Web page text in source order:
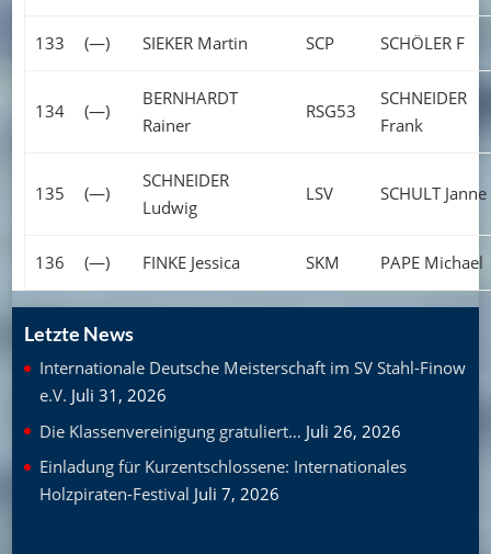
133 (—) SIEKER Martin SCP SCHÖLER F
134 (—)
BERNHARDT
Rainer
RSG53
SCHNEIDER
Frank
135 (—)
SCHNEIDER
Ludwig
LSV SCHULT Janne
136 (—) FINKE Jessica SKM PAPE Michael
Letzte News
Internationale Deutsche Meisterschaft im SV Stahl-Finow
e.V. Juli 31, 2026
Die Klassenvereinigung gratuliert… Juli 26, 2026
Einladung für Kurzentschlossene: Internationales
Holzpiraten-Festival Juli 7, 2026